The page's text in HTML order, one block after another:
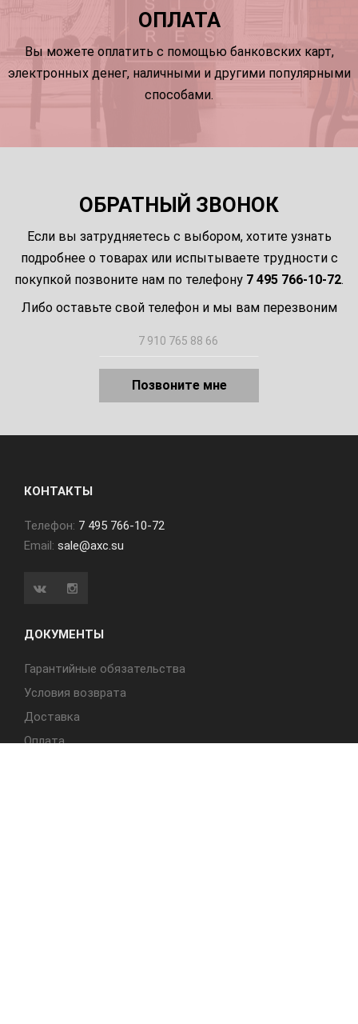
ОПЛАТА
Вы можете оплатить с помощью банковских карт,
электронных денег, наличными и другими популярными
способами.
ОБРАТНЫЙ ЗВОНОК
Если вы затрудняетесь с выбором, хотите узнать
подробнее о товарах или испытываете трудности с
покупкой позвоните нам по телефону 7 495 766-10-72.
Либо оставьте свой телефон и мы вам перезвоним
Позвоните мне
КОНТАКТЫ
Телефон: 7 495 766-10-72
Email: sale@axc.su
ДОКУМЕНТЫ
Гарантийные обязательства
Условия возврата
Доставка
Оплата